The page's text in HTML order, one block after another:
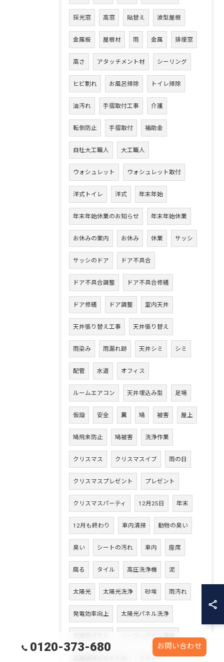
採光窓 高窓 貼替え 波型屋根
金属板 屋根材 雨 金属 排煙窓
高さ アタッチメント材 シーリング
ヒビ割れ お風呂掃除 トイレ掃除
油汚れ 手摺取付工事 介護
転倒防止 手摺取付 補助金
自社大工職人 大工職人
ウォシュレット ウォシュレット取付
洋式トイレ 洋式 年末年始
年末年始休業のお知らせ 年末年始休業
お休みの案内 お休み 休業 サッシ
サッシのドア ドア不具合
ドア不具合調整 ドア不具合修繕
ドア修繕 ドア調整 室内天井
天井張り替え工事 天井張り替え
雨染み 雨漏れ跡 天井シミ シミ
配管 水道 オフィス
ルームエアコン 天井埋込み型 足場
仮設 安全 糞 鳩 被害 屋上
鳩飛来防止 鳩被害 洗浄作業
クリスマス クリスマスイブ 雨の日
クリスマスプレゼント プレゼント
クリスマスパーティ 12月25日 年末
12月も終わり 車内清掃 動物の臭い
臭い シートの汚れ 車内 座席
腐る タイル 高圧洗浄機 泥
太陽光 太陽光洗浄 砂埃 雨汚れ
発電効率向上 太陽光パネル洗浄
ソーラーパネル清掃
チラシ
0120-373-680 お問い合わせ